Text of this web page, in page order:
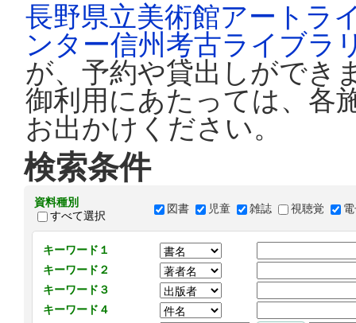
長野県立美術館アートラ
ンター信州考古ライブラ
が、予約や貸出しができ
御利用にあたっては、各
お出かけください。
検索条件
資料種別
すべて選択
図書 児童 雑誌 視聴覚
キーワード１
キーワード２
キーワード３
キーワード４